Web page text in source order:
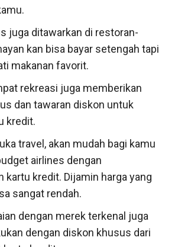
juga ditawarkan di restoran-
kan bisa bayar setengah tapi
makanan favorit.
rekreasi juga memberikan
dan tawaran diskon untuk
kredit.
travel, akan mudah bagi kamu
airlines dengan
kartu kredit. Dijamin harga yang
sangat rendah.
dengan merek terkenal juga
dengan diskon khusus dari